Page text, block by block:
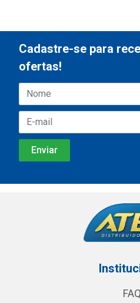
Cadastre-se para
ofertas!
FAQ